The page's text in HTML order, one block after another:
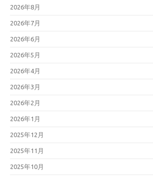
2026年8月
2026年7月
2026年6月
2026年5月
2026年4月
2026年3月
2026年2月
2026年1月
2025年12月
2025年11月
2025年10月